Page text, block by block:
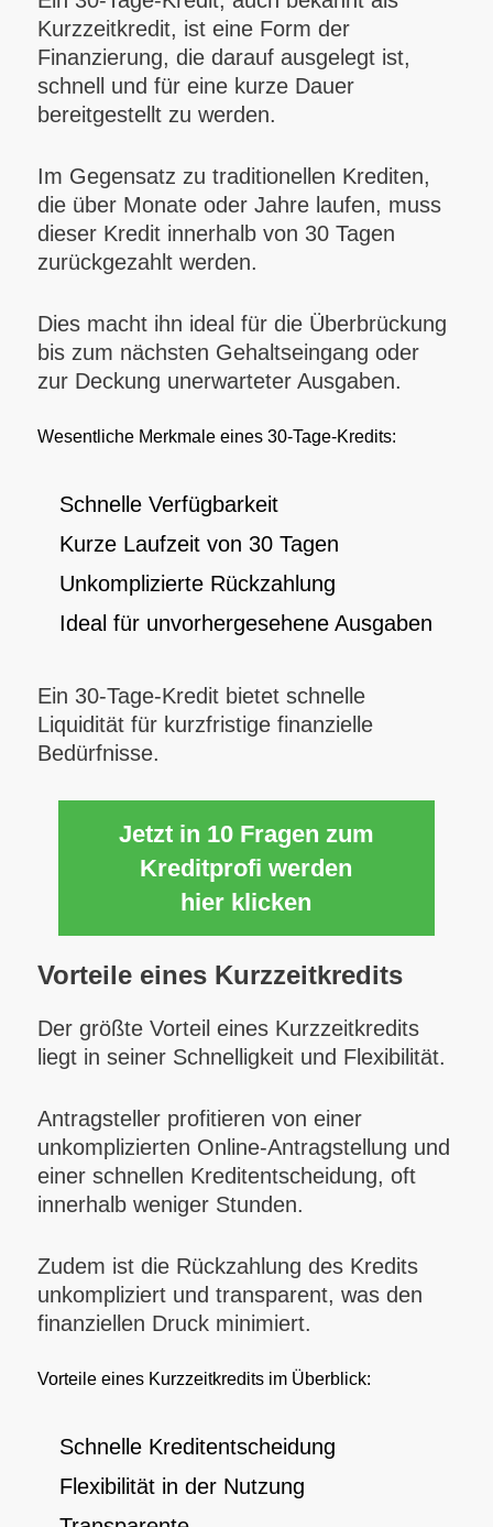
Kurzzeitkredit, ist eine Form der
Finanzierung, die darauf ausgelegt ist,
schnell und für eine kurze Dauer
bereitgestellt zu werden.
Im Gegensatz zu traditionellen Krediten,
die über Monate oder Jahre laufen, muss
dieser Kredit innerhalb von 30 Tagen
zurückgezahlt werden.
Dies macht ihn ideal für die Überbrückung
bis zum nächsten Gehaltseingang oder
zur Deckung unerwarteter Ausgaben.
Wesentliche Merkmale eines 30-Tage-Kredits:
Schnelle Verfügbarkeit
Kurze Laufzeit von 30 Tagen
Unkomplizierte Rückzahlung
Ideal für unvorhergesehene Ausgaben
Ein 30-Tage-Kredit bietet schnelle
Liquidität für kurzfristige finanzielle
Bedürfnisse.
Jetzt in 10 Fragen zum
Kreditprofi werden
hier klicken
Vorteile eines Kurzzeitkredits
Der größte Vorteil eines Kurzzeitkredits
liegt in seiner Schnelligkeit und Flexibilität.
Antragsteller profitieren von einer
unkomplizierten Online-Antragstellung und
einer schnellen Kreditentscheidung, oft
innerhalb weniger Stunden.
Zudem ist die Rückzahlung des Kredits
unkompliziert und transparent, was den
finanziellen Druck minimiert.
Vorteile eines Kurzzeitkredits im Überblick:
Schnelle Kreditentscheidung
Flexibilität in der Nutzung